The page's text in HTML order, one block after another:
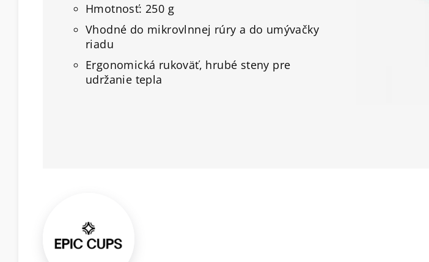
Hmotnosť: 250 g
Vhodné do mikrovlnnej rúry a do umývačky
riadu
Ergonomická rukoväť, hrubé steny pre
udržanie tepla